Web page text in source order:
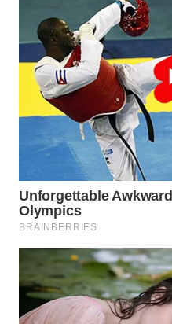
INDRAMAYU
WN
KUNINGAN
WN
MAJALENGKA
SUBANG
WN
SUKABUMI
WN
PURWAKARTA